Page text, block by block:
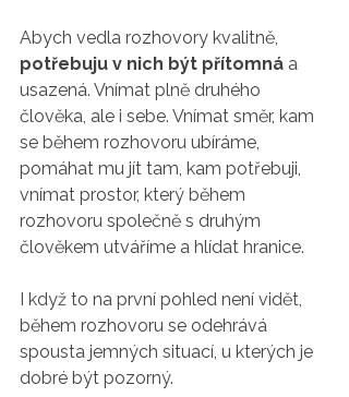
Abych vedla rozhovory kvalitně,
potřebuju v nich být přítomná a
usazená. Vnímat plně druhého
člověka, ale i sebe. Vnímat směr, kam
se během rozhovoru ubíráme,
pomáhat mu jít tam, kam potřebuji,
vnímat prostor, který během
rozhovoru společně s druhým
člověkem utváříme a hlídat hranice.
I když to na první pohled není vidět,
během rozhovoru se odehrává
spousta jemných situací, u kterých je
dobré být pozorný.